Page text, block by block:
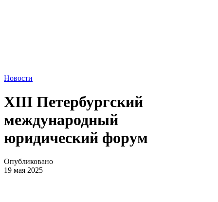
Новости
XIII Петербургский
международный
юридический форум
Опубликовано
19 мая 2025